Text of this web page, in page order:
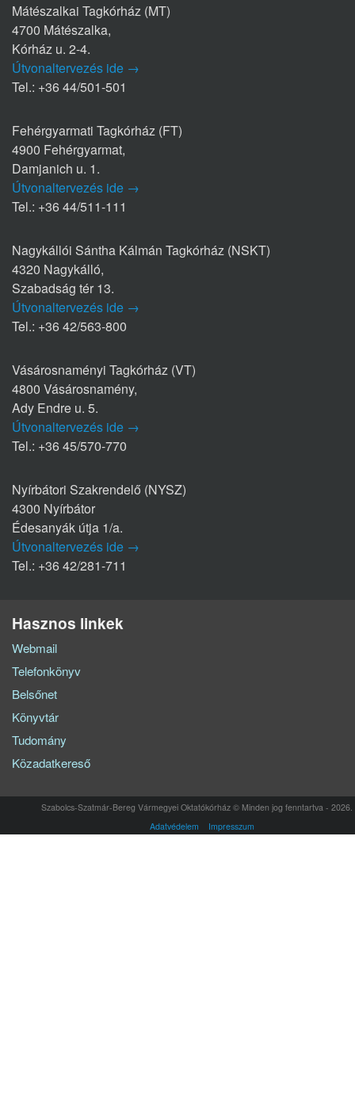
Mátészalkai Tagkórház (MT)
4700 Mátészalka,
Kórház u. 2-4.
Útvonaltervezés ide →
Tel.: +36 44/501-501
Fehérgyarmati Tagkórház (FT)
4900 Fehérgyarmat,
Damjanich u. 1.
Útvonaltervezés ide →
Tel.: +36 44/511-111
Nagykállói Sántha Kálmán Tagkórház (NSKT)
4320 Nagykálló,
Szabadság tér 13.
Útvonaltervezés ide →
Tel.: +36 42/563-800
Vásárosnaményi Tagkórház (VT)
4800 Vásárosnamény,
Ady Endre u. 5.
Útvonaltervezés ide →
Tel.: +36 45/570-770
Nyírbátori Szakrendelő (NYSZ)
4300 Nyírbátor
Édesanyák útja 1/a.
Útvonaltervezés ide →
Tel.: +36 42/281-711
Hasznos linkek
Webmail
Telefonkönyv
Belsőnet
Könyvtár
Tudomány
Közadatkereső
Szabolcs-Szatmár-Bereg Vármegyei Oktatókórház © Minden jog fenntartva - 2026.
Adatvédelem
Impresszum